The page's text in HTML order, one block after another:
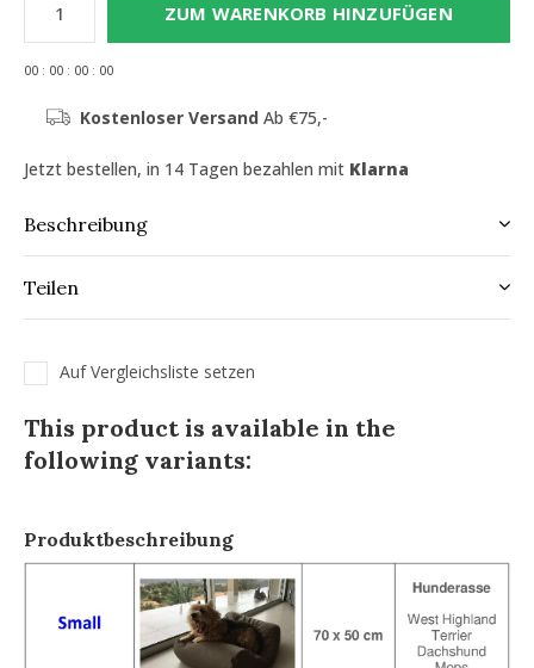
ZUM WARENKORB HINZUFÜGEN
00 : 00 : 00 : 00
Kostenloser Versand Ab €75,-
Jetzt bestellen, in 14 Tagen bezahlen mit Klarna
Beschreibung
Teilen
Auf Vergleichsliste setzen
This product is available in the
following variants:
Produktbeschreibung